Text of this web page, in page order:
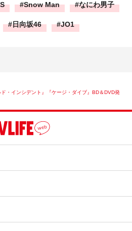
Snow Man なにわ男子
日向坂46 JO1
・インシデント』『ケージ・ダイブ』BD＆DVD発